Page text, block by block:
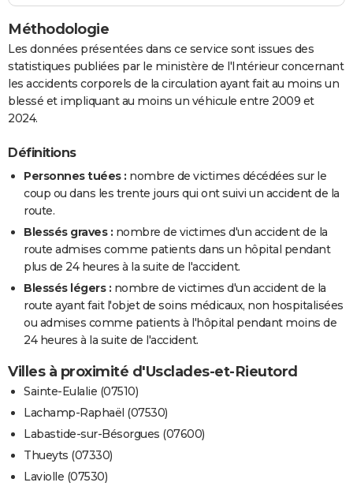
Méthodologie
Les données présentées dans ce service sont issues des
statistiques publiées par le ministère de l'Intérieur concernant
les accidents corporels de la circulation ayant fait au moins un
blessé et impliquant au moins un véhicule entre 2009 et
2024.
Définitions
Personnes tuées : nombre de victimes décédées sur le
coup ou dans les trente jours qui ont suivi un accident de la
route.
Blessés graves : nombre de victimes d'un accident de la
route admises comme patients dans un hôpital pendant
plus de 24 heures à la suite de l'accident.
Blessés légers : nombre de victimes d'un accident de la
route ayant fait l'objet de soins médicaux, non hospitalisées
ou admises comme patients à l'hôpital pendant moins de
24 heures à la suite de l'accident.
Villes à proximité d'Usclades-et-Rieutord
Sainte-Eulalie (07510)
Lachamp-Raphaël (07530)
Labastide-sur-Bésorgues (07600)
Thueyts (07330)
Laviolle (07530)